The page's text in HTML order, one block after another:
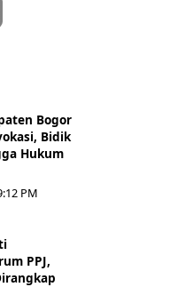
Bogor
Bidik
Hukum
PM
PPJ,